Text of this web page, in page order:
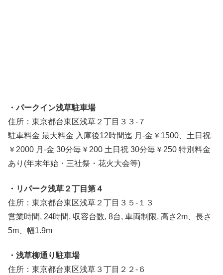
・パークイン浅草駐車場
住所：東京都台東区浅草２丁目３３-７
駐車料金 最大料金 入庫後12時間迄 月-金￥1500、土日祝
￥2000 月-金 30分毎￥200 土日祝 30分毎￥250 特別料金
あり(年末年始・三社祭・花火大会等)
・リパーク浅草２丁目第４
住所：東京都台東区浅草２丁目３５-１３
営業時間, 24時間, 収容台数, 8台, 車両制限, 高さ2m、長さ
5m、幅1.9m
・浅草柳通り駐車場
住所：東京都台東区浅草３丁目２２-６